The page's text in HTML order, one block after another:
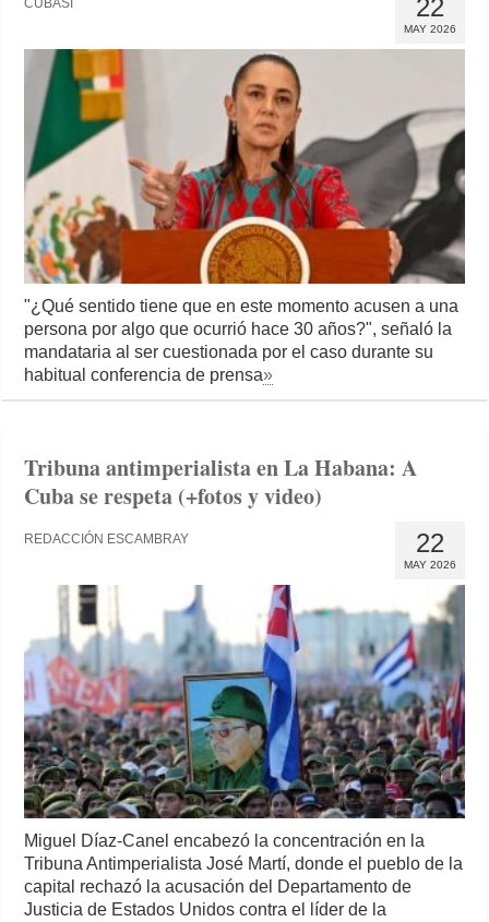
22
MAY 2026
CUBASÍ
"¿Qué sentido tiene que en este momento acusen a una
persona por algo que ocurrió hace 30 años?", señaló la
mandataria al ser cuestionada por el caso durante su
habitual conferencia de prensa»
Tribuna antimperialista en La Habana: A
Cuba se respeta (+fotos y video)
22
MAY 2026
REDACCIÓN ESCAMBRAY
Miguel Díaz-Canel encabezó la concentración en la
Tribuna Antimperialista José Martí, donde el pueblo de la
capital rechazó la acusación del Departamento de
Justicia de Estados Unidos contra el líder de la